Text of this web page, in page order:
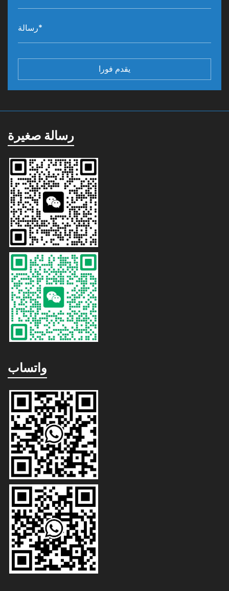
يقدم فورا
رسالة صغيرة
واتساب